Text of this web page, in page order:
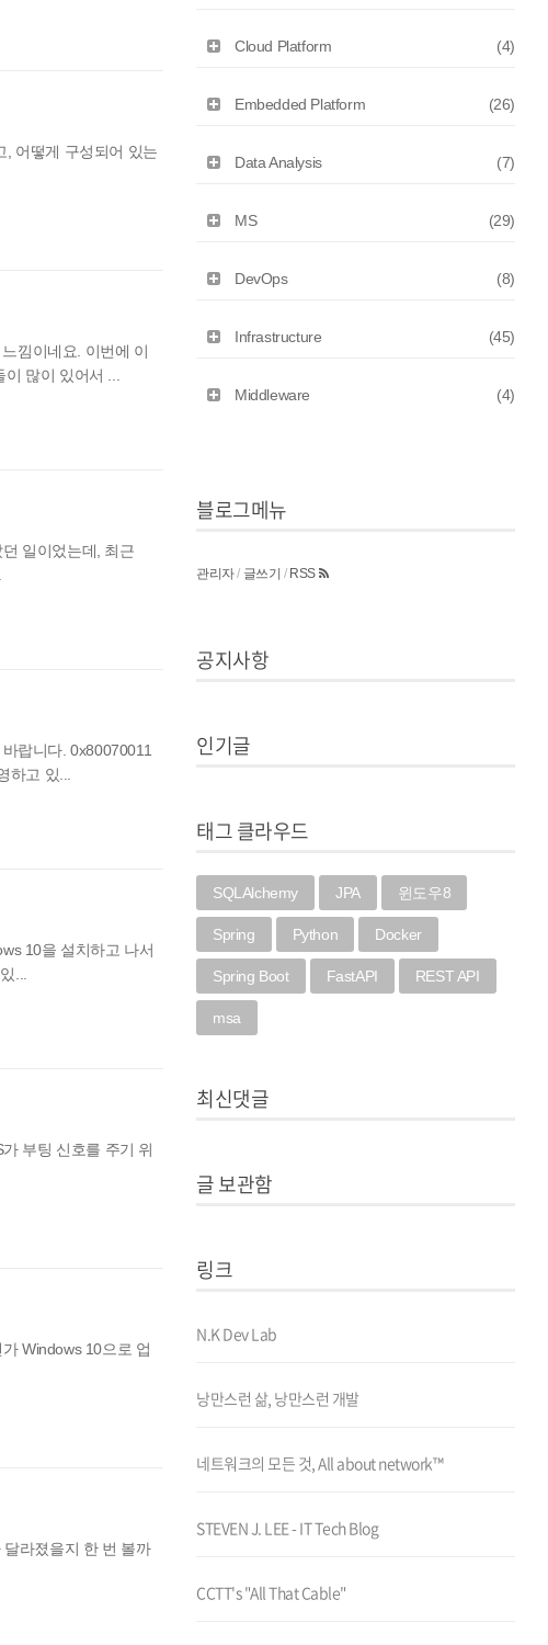
, 어떻게 구성되어 있는
낌이네요. 이번에 이
많이 있어서 ...
일이었는데, 최근
랍니다. 0x80070011
고 있...
10을 설치하고 나서
...
부팅 신호를 주기 위
Windows 10으로 업
라졌을지 한 번 볼까
Cloud Platform (4)
Embedded Platform (26)
Data Analysis (7)
MS (29)
DevOps (8)
Infrastructure (45)
Middleware (4)
블로그메뉴
관리자/ 글쓰기 / RSS
공지사항
인기글
태그 클라우드
SQLAlchemy JPA 윈도우8
Spring Python Docker
Spring Boot FastAPI REST API
msa
최신댓글
글 보관함
링크
N.K Dev Lab
낭만스런 삶, 낭만스런 개발
네트워크의 모든 것, All about network™
STEVEN J. LEE - IT Tech Blog
CCTT's "All That Cable"